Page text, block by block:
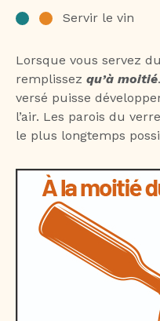
Servir le vin
Lorsque vous servez
remplissez qu’à moitié
versé puisse
l’air. Les parois du
le plus longtemps